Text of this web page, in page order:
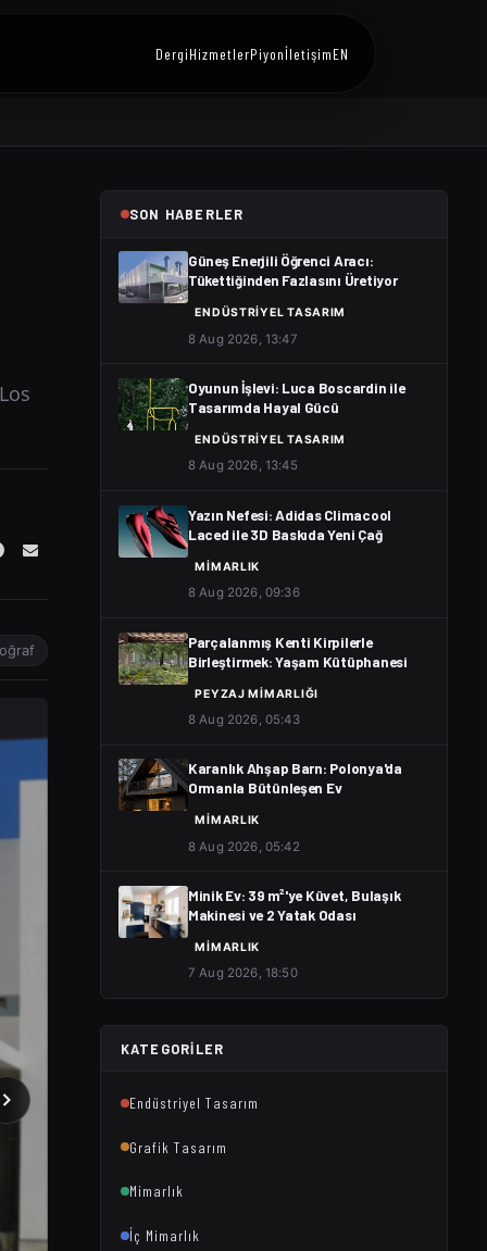
DergiHizmetlerPiyonİletişimEN
SON HABERLER
Güneş Enerjili Öğrenci Aracı:
Tükettiğinden Fazlasını Üretiyor
ENDÜSTRIYEL TASARIM
8 Aug 2026, 13:47
Oyunun İşlevi: Luca Boscardin ile
Tasarımda Hayal Gücü
ENDÜSTRIYEL TASARIM
8 Aug 2026, 13:45
Yazın Nefesi: Adidas Climacool
Laced ile 3D Baskıda Yeni Çağ
MIMARLIK
8 Aug 2026, 09:36
Parçalanmış Kenti Kirpilerle
Birleştirmek: Yaşam Kütüphanesi
PEYZAJ MIMARLIĞI
8 Aug 2026, 05:43
Karanlık Ahşap Barn: Polonya'da
Ormanla Bütünleşen Ev
MIMARLIK
8 Aug 2026, 05:42
Minik Ev: 39 m²'ye Küvet, Bulaşık
Makinesi ve 2 Yatak Odası
MIMARLIK
7 Aug 2026, 18:50
KATEGORILER
Endüstriyel Tasarım
Grafik Tasarım
Mimarlık
İç Mimarlık